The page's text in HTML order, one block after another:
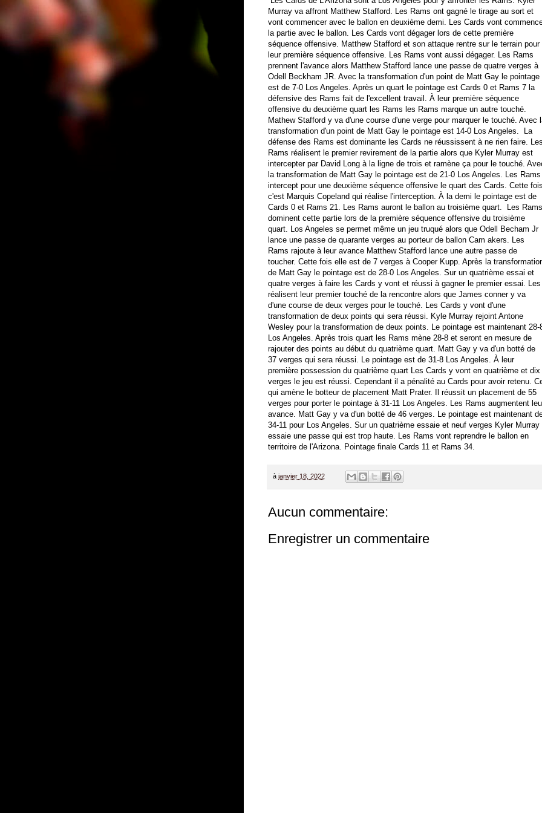
Murray va affront Matthew Stafford. Les Rams ont gagné le tirage au sort et
vont commencer avec le ballon en deuxième demi. Les Cards vont
la partie avec le ballon. Les Cards vont dégager lors de cette première
séquence offensive. Matthew Stafford et son attaque rentre sur le terrain pour
leur première séquence offensive. Les Rams vont aussi dégager. Les Rams
prennent l'avance alors Matthew Stafford lance une passe de quatre verges à
Odell Beckham JR. Avec la transformation d'un point de Matt Gay le pointage
est de 7-0 Los Angeles. Après un quart le pointage est Cards 0 et Rams 7 la
défensive des Rams fait de l'excellent travail. À leur première séquence
offensive du deuxième quart les Rams les Rams marque un autre touché.
Mathew Stafford y va d'une course d'une verge pour marquer le touché. Avec
transformation d'un point de Matt Gay le pointage est 14-0 Los Angeles. La
défense des Rams est dominante les Cards ne réussissent à ne rien faire. Les
Rams réalisent le premier revirement de la partie alors que Kyler Murray est
intercepter par David Long à la ligne de trois et ramène ça pour le touché.
la transformation de Matt Gay le pointage est de 21-0 Los Angeles. Les Rams
intercept pour une deuxième séquence offensive le quart des Cards. Cette fois
c'est Marquis Copeland qui réalise l'interception. À la demi le pointage est de
Cards 0 et Rams 21. Les Rams auront le ballon au troisième quart. Les Rams
dominent cette partie lors de la première séquence offensive du troisième
quart. Los Angeles se permet même un jeu truqué alors que Odell Becham Jr
lance une passe de quarante verges au porteur de ballon Cam akers. Les
Rams rajoute à leur avance Matthew Stafford lance une autre passe de
toucher. Cette fois elle est de 7 verges à Cooper Kupp. Après la
de Matt Gay le pointage est de 28-0 Los Angeles. Sur un quatrième essai et
quatre verges à faire les Cards y vont et réussi à gagner le premier essai. Les
réalisent leur premier touché de la rencontre alors que James conner y va
d'une course de deux verges pour le touché. Les Cards y vont d'une
transformation de deux points qui sera réussi. Kyle Murray rejoint Antone
Wesley pour la transformation de deux points. Le pointage est maintenant 28-
Los Angeles. Après trois quart les Rams mène 28-8 et seront en mesure de
rajouter des points au début du quatrième quart. Matt Gay y va d'un botté de
37 verges qui sera réussi. Le pointage est de 31-8 Los Angeles. À leur
première possession du quatrième quart Les Cards y vont en quatrième et dix
verges le jeu est réussi. Cependant il a pénalité au Cards pour avoir retenu.
qui amène le botteur de placement Matt Prater. Il réussit un placement de 55
verges pour porter le pointage à 31-11 Los Angeles. Les Rams augmentent
avance. Matt Gay y va d'un botté de 46 verges. Le pointage est maintenant
34-11 pour Los Angeles. Sur un quatrième essaie et neuf verges Kyler Murray
essaie une passe qui est trop haute. Les Rams vont reprendre le ballon en
territoire de l'Arizona. Pointage finale Cards 11 et Rams 34.
à janvier 18, 2022
Aucun commentaire:
Enregistrer un commentaire